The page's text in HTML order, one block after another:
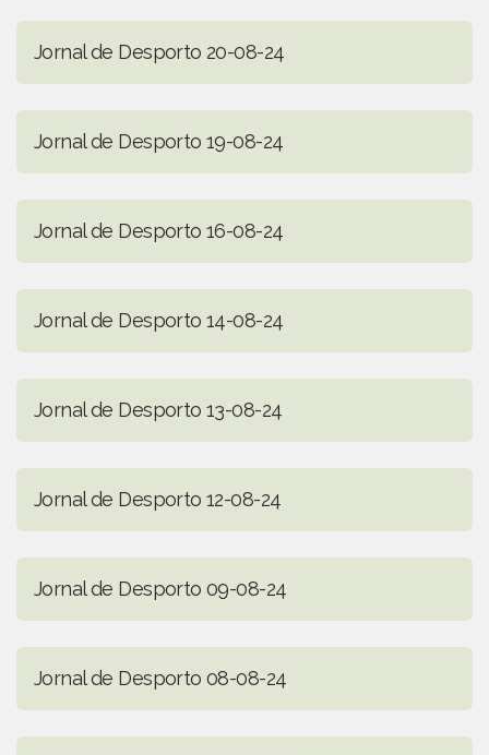
Jornal de Desporto 20-08-24
Jornal de Desporto 19-08-24
Jornal de Desporto 16-08-24
Jornal de Desporto 14-08-24
Jornal de Desporto 13-08-24
Jornal de Desporto 12-08-24
Jornal de Desporto 09-08-24
Jornal de Desporto 08-08-24